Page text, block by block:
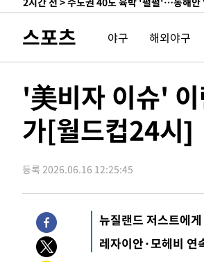
4시간 전 >강릉에 시간당 81.4㎜ 물폭탄…도
5시간 전 >백운산서 80년근 천종산삼 9뿌
6시간 전 >남자 농구, 나고야 아시안게임서 '
6시간 전 >여수 오동도 해상서 모터보트 전
7시간 전 >극한폭염 한풀 꺾이지만…'낮 최고
9시간 전 >[속보]'압수수색·성접대 논란' 축
12시간 전 >'최고 37도' 폭염 지속…강원동
14시간 전 >
[속보]뉴욕증시 상승 마감
-9556초 전 >
이란 "호르무즈 재개방 합의
-603초 전 >
[속보]與최고위원 제주·인천
스포츠 야구 해외야구
'美비자 이슈'
가[월드컵24시]
등록 2026.06.16 12:25:45
뉴질랜드 저스트에
레자이안·모헤비 연